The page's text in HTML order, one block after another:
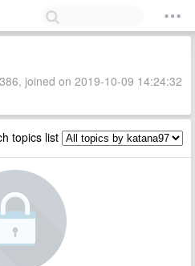
joined on 2019-10-09 14:24:32
topics list